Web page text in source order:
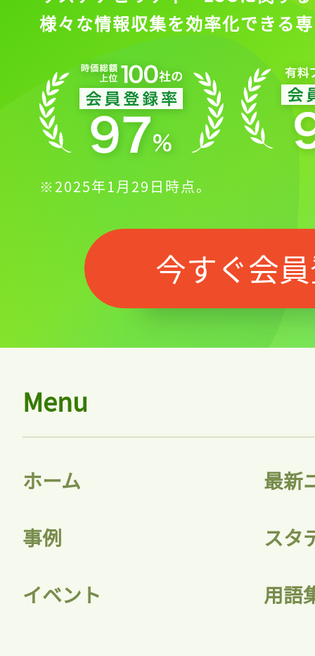
様々な情報収集を効率化できる
※2025年1月29日時点。
今すぐ会
Menu
ホーム 最新
事例 スタ
イベント 用語